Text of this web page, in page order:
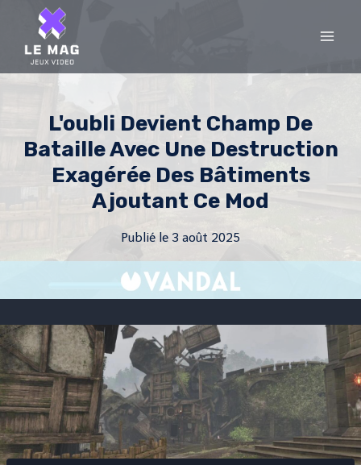
content
L'oubli Devient Champ De
Bataille Avec Une Destruction
Exagérée Des Bâtiments
Ajoutant Ce Mod
Publié le 3 août 2025